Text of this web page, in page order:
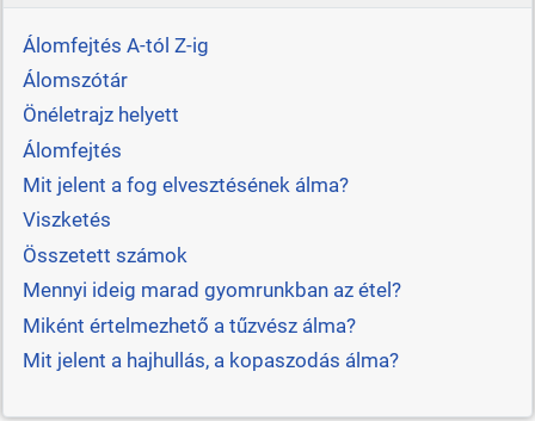
Álomfejtés A-tól Z-ig
Álomszótár
Önéletrajz helyett
Álomfejtés
Mit jelent a fog elvesztésének álma?
Viszketés
Összetett számok
Mennyi ideig marad gyomrunkban az étel?
Miként értelmezhető a tűzvész álma?
Mit jelent a hajhullás, a kopaszodás álma?